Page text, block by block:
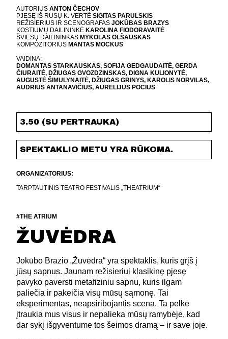
AUTORIUS ANTON ČECHOV
PJESĘ IŠ RUSŲ K. VERTĖ SIGITAS PARULSKIS
REŽISIERIUS IR SCENOGRAFAS JOKŪBAS BRAZYS
KOSTIUMŲ DAILININKĖ KAROLINA FIODORAVAITĖ
ŠVIESŲ DAILININKAS MYKOLAS OLŠAUSKAS
KOMPOZITORIUS MANTAS MOCKUS
VAIDINA:
DOMANTAS STARKAUSKAS, SOFIJA GEDGAUDAITĖ, GERDA
ČIURAITĖ, DŽIUGAS GVOZDZINSKAS, DIGNA KULIONYTĖ,
AUGUSTĖ ŠIMULYNAITĖ, DŽIUGAS GRINYS, KAROLIS NORVILAS,
AUDRIUS ANTANAVIČIUS, AURELIJUS POCIUS
3.50 (SU PERTRAUKA)
SPEKTAKLIO METU YRA RŪKOMA.
ORGANIZATORIUS:
TARPTAUTINIS TEATRO FESTIVALIS „THEATRIUM“
#THE ATRIUM
ŽUVĖDRA
Jokūbo Brazio „Žuvėdra“ yra spektaklis, kuris grįš į
jūsų sapnus. Jaunam režisieriui klasikinę pjesę
pavyko paversti metafiziniu sapnu, kuris ilgam
paliečia ir pakeičia visų mūsų sąmonę. Tai
eksperimentas, neapsiribojantis scena. Ta pelkė
įtraukia mus visus ir nepalieka mūsų ramybėje, kad
dar sykį išgyventume tos šeimos dramą – ir save joje.